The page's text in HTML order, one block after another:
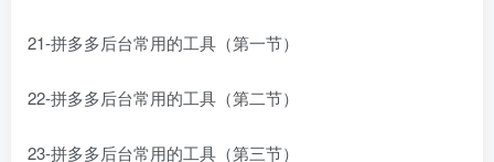
21-拼多多后台常用的工具（第一节）
22-拼多多后台常用的工具（第二节）
23-拼多多后台常用的工具（第三节）